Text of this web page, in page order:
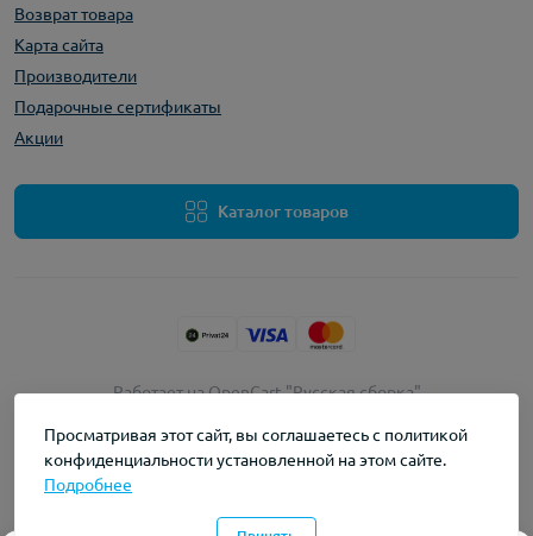
Возврат товара
Карта сайта
Производители
Подарочные сертификаты
Акции
Каталог товаров
Работает наOpenCart "Русская сборка"
Просматривая этот сайт, вы соглашаетесь с политикой
конфиденциальности установленной на этом сайте.
Подробнее